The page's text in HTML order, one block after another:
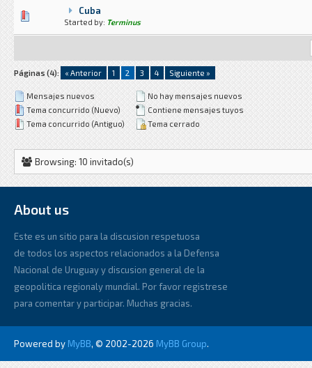
Cuba
Started by: Terminus
0 voto(s) - Media 0 de 5
2345
Páginas (4): « Anterior 1 2 3 4 Siguiente »
Mensajes nuevos
Tema concurrido (Nuevo)
Tema concurrido (Antiguo)
No hay mensajes nuevos
Contiene mensajes tuyos
Tema cerrado
Browsing: 10 invitado(s)
About us
Este es un sitio para la discusion respetuosa
de todos los aspectos relacionados a la Defensa
Nacional de Uruguay y discusion general de la
geopolitica regionaly mundial. Por favor registrese
para comentar y participar. Muchas gracias.
Powered by MyBB, © 2002-2026 MyBB Group.